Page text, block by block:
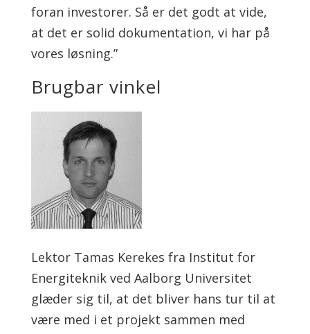
foran investorer. Så er det godt at vide,
at det er solid dokumentation, vi har på
vores løsning.”
Brugbar vinkel
Lektor Tamas Kerekes fra Institut for
Energiteknik ved Aalborg Universitet
glæder sig til, at det bliver hans tur til at
være med i et projekt sammen med